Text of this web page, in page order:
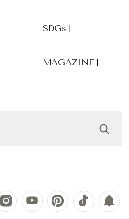
SDGs
MAGAZINE